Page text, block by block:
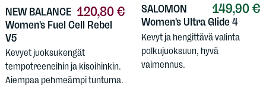
120,80 €
NEW BALANCE
Women's Fuel Cell Rebel
V5
Kevyet juoksukengät
tempotreeneihin ja kisoihinkin.
Aiempaa pehmeämpi tuntuma.
149,90 €
SALOMON
Women's Ultra Glide 4
Kevyt ja hengittävä valinta
polkujuoksuun, hyvä
vaimennus.